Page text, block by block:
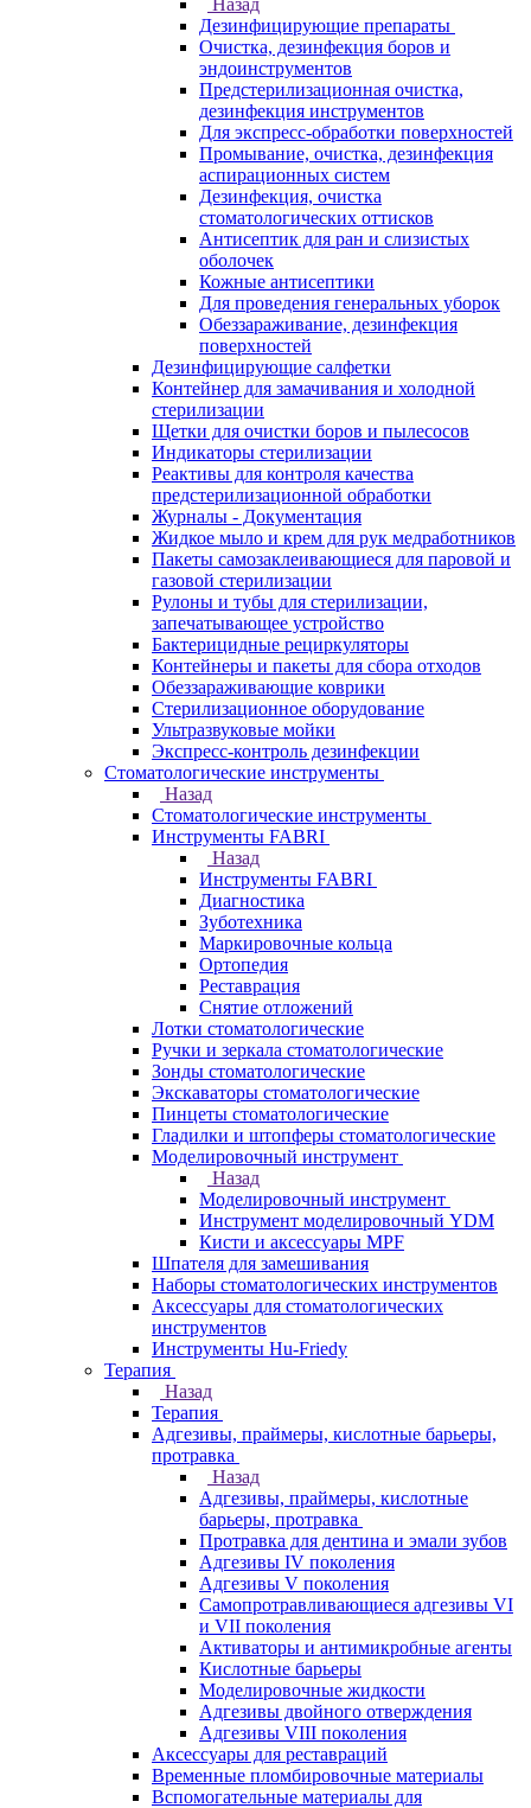
Назад
Дезинфицирующие препараты
Очистка, дезинфекция боров и
эндоинструментов
Предстерилизационная очистка,
дезинфекция инструментов
Для экспресс-обработки поверхностей
Промывание, очистка, дезинфекция
аспирационных систем
Дезинфекция, очистка
стоматологических оттисков
Антисептик для ран и слизистых
оболочек
Кожные антисептики
Для проведения генеральных уборок
Обеззараживание, дезинфекция
поверхностей
Дезинфицирующие салфетки
Контейнер для замачивания и холодной
стерилизации
Щетки для очистки боров и пылесосов
Индикаторы стерилизации
Реактивы для контроля качества
предстерилизационной обработки
Журналы - Документация
Жидкое мыло и крем для рук медработников
Пакеты самозаклеивающиеся для паровой и
газовой стерилизации
Рулоны и тубы для стерилизации,
запечатывающее устройство
Бактерицидные рециркуляторы
Контейнеры и пакеты для сбора отходов
Обеззараживающие коврики
Стерилизационное оборудование
Ультразвуковые мойки
Экспресс-контроль дезинфекции
Стоматологические инструменты
Назад
Стоматологические инструменты
Инструменты FABRI
Назад
Инструменты FABRI
Диагностика
Зуботехника
Маркировочные кольца
Ортопедия
Реставрация
Снятие отложений
Лотки стоматологические
Ручки и зеркала стоматологические
Зонды стоматологические
Экскаваторы стоматологические
Пинцеты стоматологические
Гладилки и штопферы стоматологические
Моделировочный инструмент
Назад
Моделировочный инструмент
Инструмент моделировочный YDM
Кисти и аксессуары MPF
Шпателя для замешивания
Наборы стоматологических инструментов
Аксессуары для стоматологических
инструментов
Инструменты Hu-Friedy
Терапия
Назад
Терапия
Адгезивы, праймеры, кислотные барьеры,
протравка
Назад
Адгезивы, праймеры, кислотные
барьеры, протравка
Протравка для дентина и эмали зубов
Адгезивы IV поколения
Адгезивы V поколения
Самопротравливающиеся адгезивы VI
и VII поколения
Активаторы и антимикробные агенты
Кислотные барьеры
Моделировочные жидкости
Адгезивы двойного отверждения
Адгезивы VIII поколения
Аксессуары для реставраций
Временные пломбировочные материалы
Вспомогательные материалы для